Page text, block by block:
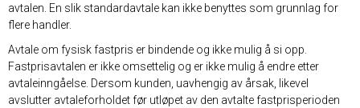
avtalen. En slik standardavtale kan ikke benyttes som grunnlag for
flere handler.
Avtale om fysisk fastpris er bindende og ikke mulig å si opp.
Fastprisavtalen er ikke omsettelig og er ikke mulig å endre etter
avtaleinngåelse. Dersom kunden, uavhengig av årsak, likevel
avslutter avtaleforholdet før utløpet av den avtalte fastprisperioden